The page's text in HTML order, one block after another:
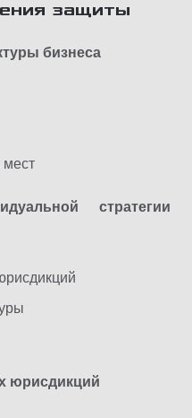
защиты
бизнеса
стратегии
юрисдикций